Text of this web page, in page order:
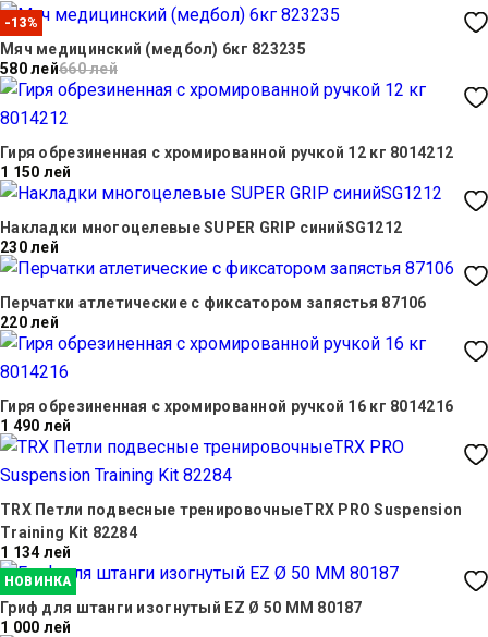
-13%
Мяч медицинский (медбол) 6кг 823235
580 лей660 лей
Гиря обрезиненная с хромированной ручкой 12 кг 8014212
1 150 лей
Накладки многоцелевые SUPER GRIP синийSG1212
230 лей
Перчатки атлетические с фиксатором запястья 87106
220 лей
Гиря обрезиненная с хромированной ручкой 16 кг 8014216
1 490 лей
TRX Петли подвесные тренировочныеTRX PRO Suspension
Training Kit 82284
1 134 лей
НОВИНКА
Гриф для штанги изогнутый EZ Ø 50 ММ 80187
1 000 лей